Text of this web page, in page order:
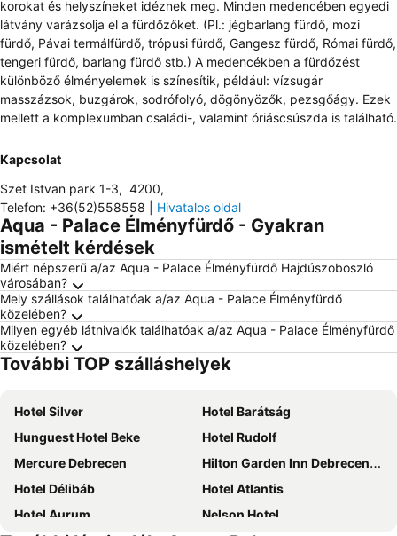
korokat és helyszíneket idéznek meg. Minden medencében egyedi
látvány varázsolja el a fürdőzőket. (Pl.: jégbarlang fürdő, mozi
fürdő, Pávai termálfürdő, trópusi fürdő, Gangesz fürdő, Római fürdő,
tengeri fürdő, barlang fürdő stb.) A medencékben a fürdőzést
különböző élményelemek is színesítik, például: vízsugár
masszázsok, buzgárok, sodrófolyó, dögönyözők, pezsgőágy. Ezek
mellett a komplexumban családi-, valamint óriáscsúszda is található.
Kapcsolat
Szet Istvan park 1-3, 4200,
Telefon: +36(52)558558 Hivatalos oldal
Aqua - Palace Élményfürdő - Gyakran
ismételt kérdések
Miért népszerű a/az Aqua - Palace Élményfürdő Hajdúszoboszló
városában?
Mely szállások találhatóak a/az Aqua - Palace Élményfürdő
közelében?
Milyen egyéb látnivalók találhatóak a/az Aqua - Palace Élményfürdő
közelében?
További TOP szálláshelyek
Hotel Silver
Hotel Barátság
Hunguest Hotel Beke
Hotel Rudolf
Mercure Debrecen
Hilton Garden Inn Debrecen City Center
Hotel Délibáb
Hotel Atlantis
Hotel Aurum
Nelson Hotel